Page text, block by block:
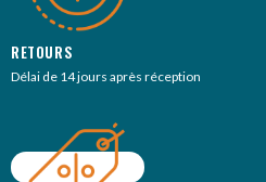
RETOURS
Délai de 14 jours après réception